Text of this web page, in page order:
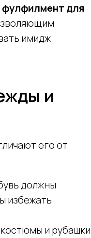
фулфилмент для
имидж
и
его от
должны
избежать
и рубашки